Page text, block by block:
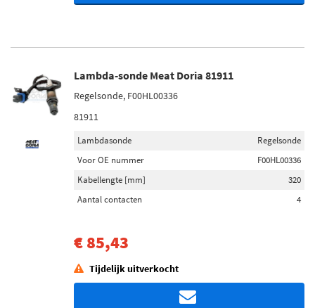
Lambda-sonde Meat Doria 81911
Regelsonde, F00HL00336
81911
Lambdasonde
Regelsonde
Voor OE nummer
F00HL00336
Kabellengte [mm]
320
Aantal contacten
4
€ 85,43
Tijdelijk uitverkocht